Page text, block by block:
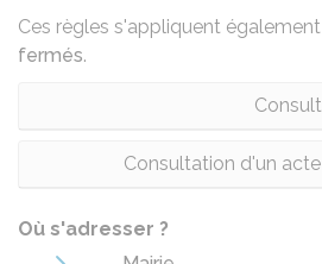
Ces règles s'appliquent
fermés.
Consultation d'un
Où s'adresser ?